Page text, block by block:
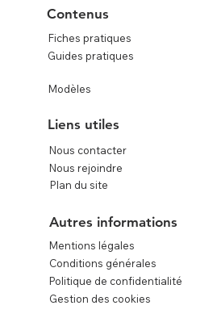
Contenus
Fiches pratiques
Guides pratiques
Modèles
Liens utiles
Nous contacter
Nous rejoindre
Plan du site
Autres informations
Mentions légales
Conditions générales
Politique de confidentialité
Gestion des cookies